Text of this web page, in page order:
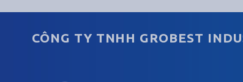
CÔNG TY TNHH GROBEST